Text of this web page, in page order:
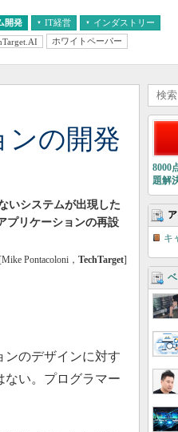
開発 IT経営 インダストリー
ホワイトペーパー
ンの開発
いシステムが出現した
プリケーションの再設
[Mike Pontacoloni， TechTarget]
のデザインに対す
ない。プログラマー
8000
題解
キ